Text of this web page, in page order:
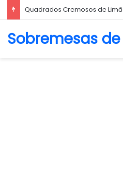
Biscoito Amanteigado
Sobremesas